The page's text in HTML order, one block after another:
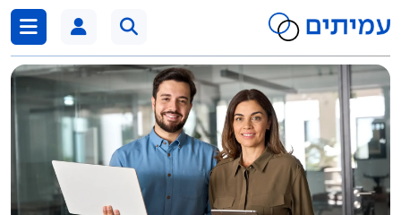
לדלג לתוכן